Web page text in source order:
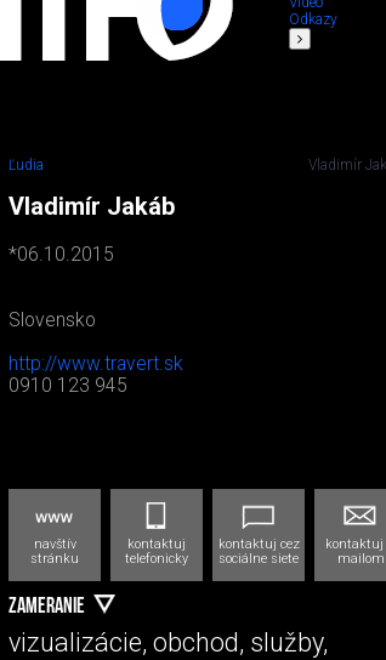
Odkazy
Ľudia Vladimír
Vladimír Jakáb
*06.10.2015
Slovensko
http://www.travert.sk
0910 123 945
navštív
stránku
kontaktuj
telefonicky
kontaktuj cez
sociálne siete
kontaktuj
mailom
ZAMERANIE
vizualizácie, obchod, služby,